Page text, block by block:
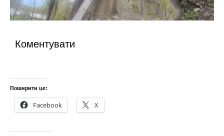
Коментувати
Поширити це:
Facebook X